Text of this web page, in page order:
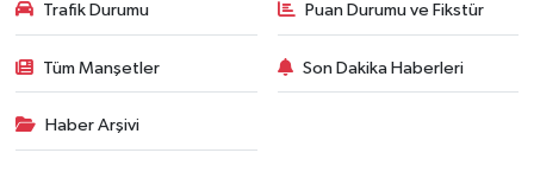
Trafik Durumu Puan Durumu ve Fikstür
Tüm Manşetler Son Dakika Haberleri
Haber Arşivi